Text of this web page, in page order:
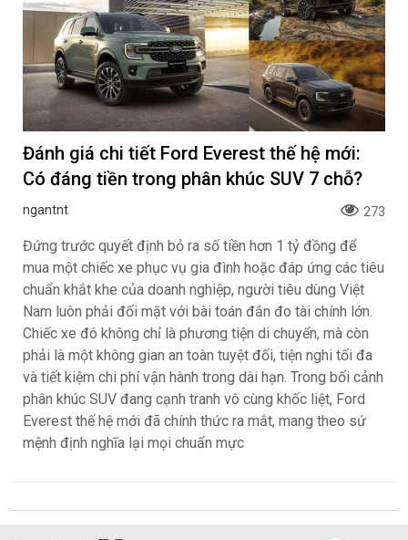
Đánh giá chi tiết Ford Everest thế hệ mới:
Có đáng tiền trong phân khúc SUV 7 chỗ?
ngantnt 273
Đứng trước quyết định bỏ ra số tiền hơn 1 tỷ đồng để
mua một chiếc xe phục vụ gia đình hoặc đáp ứng các tiêu
chuẩn khắt khe của doanh nghiệp, người tiêu dùng Việt
Nam luôn phải đối mặt với bài toán đắn đo tài chính lớn.
Chiếc xe đó không chỉ là phương tiện di chuyển, mà còn
phải là một không gian an toàn tuyệt đối, tiện nghi tối đa
và tiết kiệm chi phí vận hành trong dài hạn. Trong bối cảnh
phân khúc SUV đang cạnh tranh vô cùng khốc liệt, Ford
Everest thế hệ mới đã chính thức ra mắt, mang theo sứ
mệnh định nghĩa lại mọi chuẩn mực